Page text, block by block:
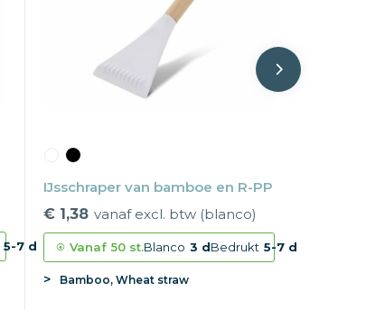
5-7 d
IJsschraper van bamboe en R-PP
€ 1,38 vanaf excl. btw (blanco)
Vanaf 50 st.Blanco 3 dBedrukt 5-7 d
Bamboo, Wheat straw